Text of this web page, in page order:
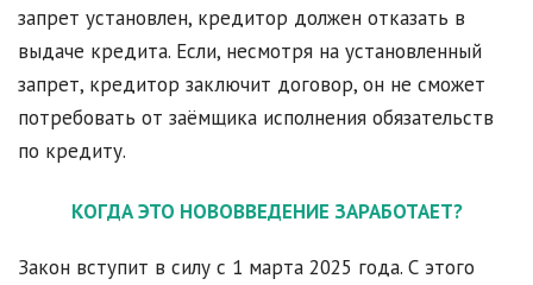
запрет установлен, кредитор должен отказать в
выдаче кредита. Если, несмотря на установленный
запрет, кредитор заключит договор, он не сможет
потребовать от заёмщика исполнения обязательств
по кредиту.
КОГДА ЭТО НОВОВВЕДЕНИЕ ЗАРАБОТАЕТ?
Закон вступит в силу с 1 марта 2025 года. С этого